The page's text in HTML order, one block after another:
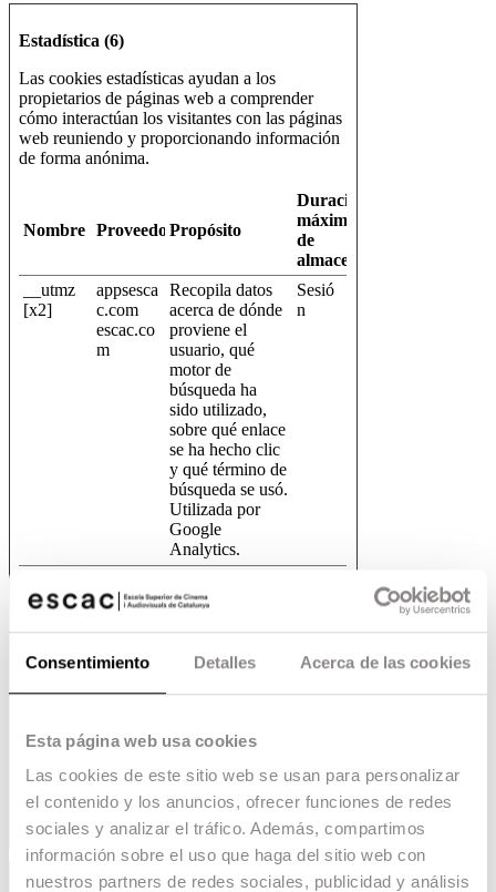
Consentimiento Detalles Acerca de las cookies
Esta página web usa cookies
Las cookies de este sitio web se usan para personalizar
el contenido y los anuncios, ofrecer funciones de redes
sociales y analizar el tráfico. Además, compartimos
información sobre el uso que haga del sitio web con
nuestros partners de redes sociales, publicidad y análisis
Estadística (6)
Las cookies estadísticas ayudan a los
propietarios de páginas web a comprender
cómo interactúan los visitantes con las páginas
web reuniendo y proporcionando información
de forma anónima.
Nombre ProveedorPropósito
Duración
máxima
de
almacenamiento
__utmz
[x2]
appsesca
c.com
escac.co
m
Recopila datos
acerca de dónde
proviene el
usuario, qué
motor de
búsqueda ha
sido utilizado,
sobre qué enlace
se ha hecho clic
y qué término de
búsqueda se usó.
Utilizada por
Google
Analytics.
Sesió
n
e_cookie
red social
servicios
sobre las visitas
del usuario al
sitio web, como
sido leídas.